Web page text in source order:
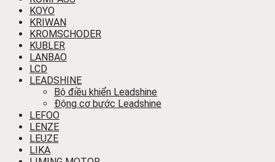
KOYO
KRIWAN
KROMSCHODER
KUBLER
LANBAO
LCD
LEADSHINE
Bộ điều khiển Leadshine
Động cơ bước Leadshine
LEFOO
LENZE
LEUZE
LIKA